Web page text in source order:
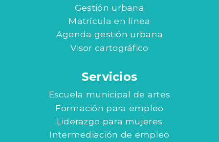
Gestión urbana
Matrícula en línea
Agenda gestión urbana
Visor cartográfico
Servicios
Escuela municipal de artes
Formación para empleo
Liderazgo para mujeres
Intermediación de empleo